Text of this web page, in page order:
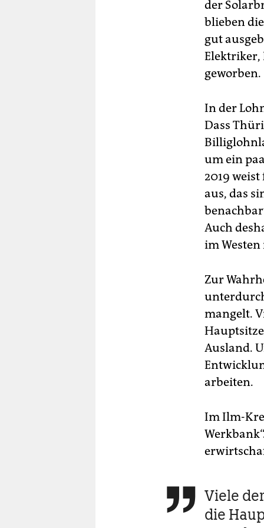
der
blieben
gut
Elektriker,
geworben.
In der
Dass
um ein
2019
aus, das
Auch
im
Zur
mangelt.
Ausland.
arbeiten.
Im Ilm-
 Viele
die